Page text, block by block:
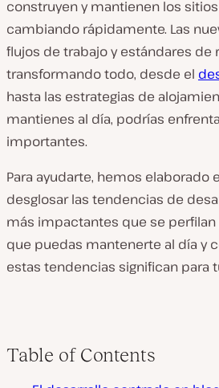
construyen y mantienen los
cambiando rápidamente. Las
flujos de trabajo y estándares
transformando todo, desde el
hasta las estrategias de
mantienes al día, podrías
importantes.
Para ayudarte, hemos elaborado
desglosar las tendencias de
más impactantes que se
que puedas mantenerte al día y
estas tendencias significan para
Table of Contents